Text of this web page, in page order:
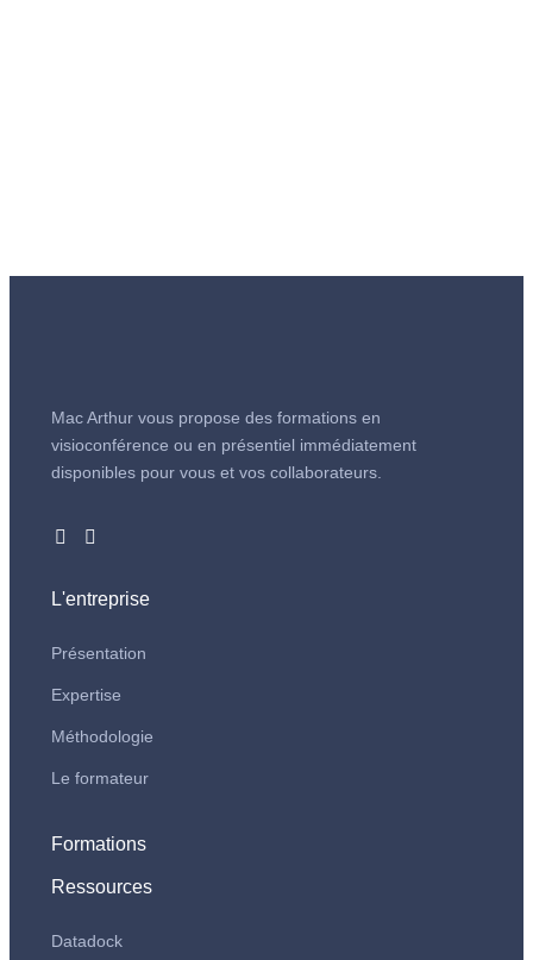
Mac Arthur vous propose des formations en
visioconférence ou en présentiel immédiatement
disponibles pour vous et vos collaborateurs.
L'entreprise
Présentation
Expertise
Méthodologie
Le formateur
Formations
Ressources
Datadock